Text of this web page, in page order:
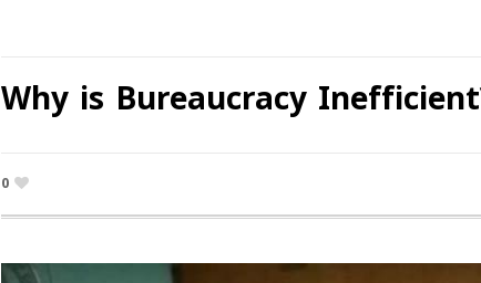
Why is Bureaucracy
0